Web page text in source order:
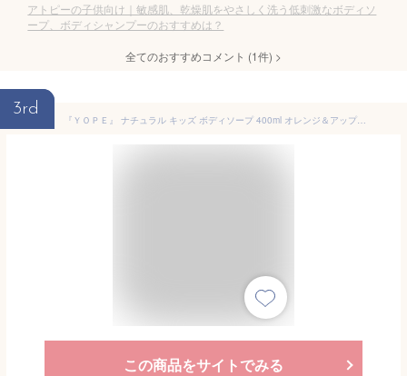
アトピーの子供向け｜敏感肌、乾燥肌をやさしく洗う低刺激なボディソ
ープ、ボディシャンプーのおすすめは？
全てのおすすめコメント (1件) >
3rd
『ＹＯＰＥ』 ナチュラル キッズ ボディソープ 400ml オレンジ＆アップルの香り 天然由来成分94%配合 乾燥 子供用 敏感肌 ECOCERT
この商品をサイトでみる